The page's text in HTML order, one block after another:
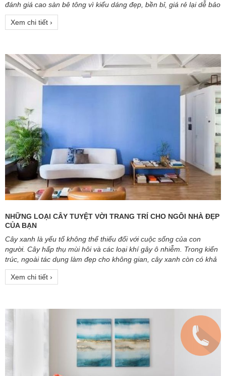
đánh giá cao sàn bê tông vì kiểu dáng đẹp, bền bỉ, giá rẻ lại dễ bảo
trì.
Xem chi tiết ›
NHỮNG LOẠI CÂY TUYỆT VỜI TRANG TRÍ CHO NGÔI NHÀ ĐẸP
CỦA BẠN
Cây xanh là yếu tố không thể thiếu đối với cuộc sống của con
người. Cây hấp thụ mùi hôi và các loại khí gây ô nhiễm. Trong kiến
trúc, ngoài tác dụng làm đẹp cho không gian, cây xanh còn có khả
năng thanh lọc không khí cho ngôi nhà đẹp. Bài viết ngày hôm nay
sẽ giới thiệu đến bạn các loại cây xanh hợp lí để trồng trong nhà,
Xem chi tiết ›